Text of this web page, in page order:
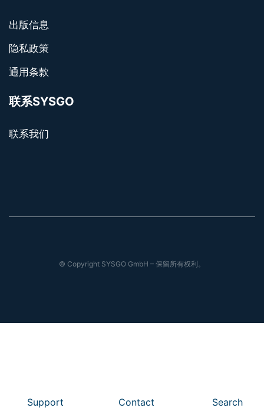
出版信息
隐私政策
通用条款
联系SYSGO
联系我们
© Copyright SYSGO GmbH – 保留所有权利。
Support Contact Search